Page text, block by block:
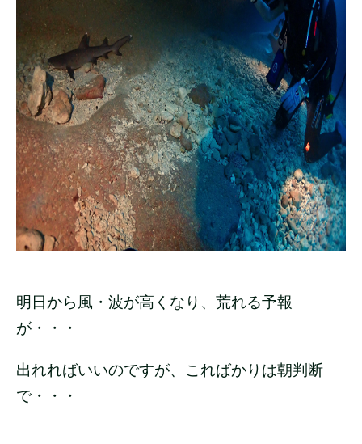
明日から風・波が高くなり、荒れる予報
が・・・
出れればいいのですが、こればかりは朝判断
で・・・